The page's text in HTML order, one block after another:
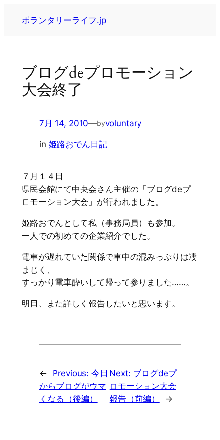
ボランタリーライフ.jp
ブログdeプロモーション
大会終了
7月 14, 2010—byvoluntary
in 姫路おでん日記
７月１４日
県民会館にて中央会さん主催の「ブログdeプ
ロモーション大会」が行われました。
姫路おでんとして私（事務局員）も参加。
一人での初めての企業紹介でした。
電車が遅れていた関係で車中の混みっぷりは凄
まじく、
すっかり電車酔いして帰って参りました……。
明日、また詳しく報告したいと思います。
← Previous: 今日
からブログがウマ
くなる（後編）
Next: ブログdeプ
ロモーション大会
報告（前編）
→